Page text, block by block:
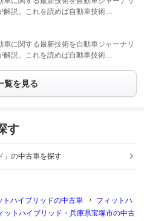
解説。これを読めば自動車技術…
車に関する最新技術を自動車ジャーナリ
解説。これを読めば自動車技術…
覧を見る
す
」の中古車を探す
トハイブリッドの中古車
フィットハ
ットハイブリッド・兵庫県宝塚市の中古